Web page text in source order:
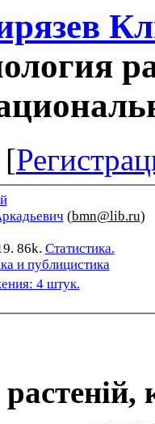
[
(bmn@lib.ru)
86k. Статистика.
и публицистика
4 штук.